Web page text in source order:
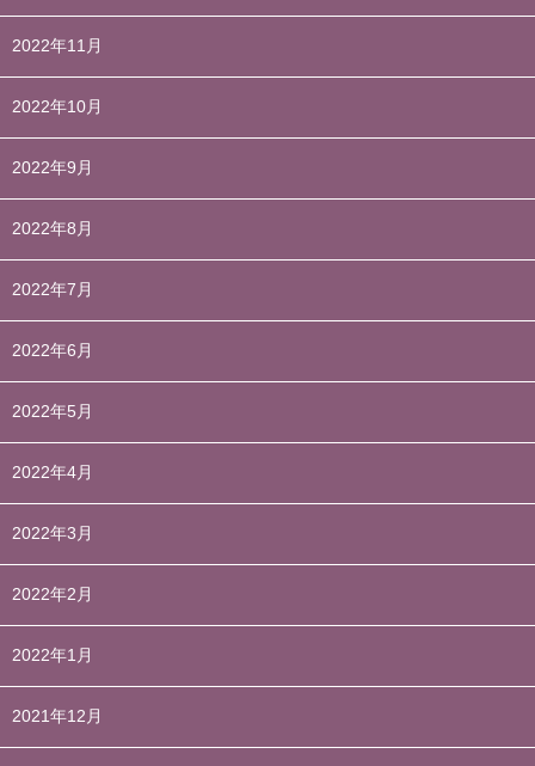
2022年11月
2022年10月
2022年9月
2022年8月
2022年7月
2022年6月
2022年5月
2022年4月
2022年3月
2022年2月
2022年1月
2021年12月